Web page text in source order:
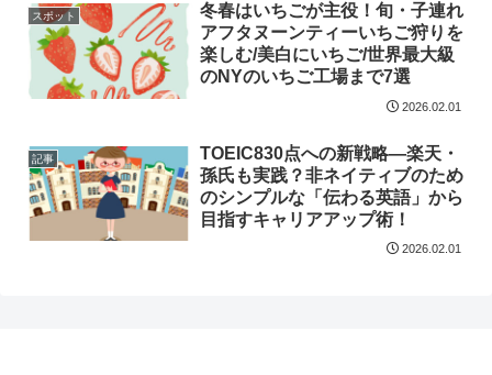
スポット
冬春はいちごが主役！旬・子連れ
アフタヌーンティーいちご狩りを
楽しむ/美白にいちご/世界最大級
のNYのいちご工場まで7選
2026.02.01
記事
TOEIC830点への新戦略―楽天・
孫氏も実践？非ネイティブのため
のシンプルな「伝わる英語」から
目指すキャリアアップ術！
2026.02.01